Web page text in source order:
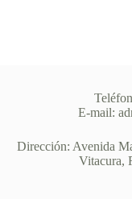
E-mail:
Dirección: Avenida
Vitacura,